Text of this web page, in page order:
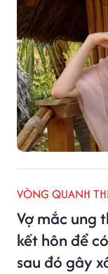
VÒNG QUANH
Vợ mắc ung
kết hôn để
sau đó gây